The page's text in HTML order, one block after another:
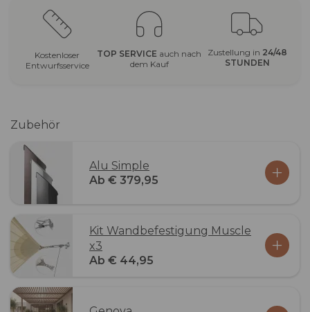
Kostenloser
Entwurfsservice
TOP SERVICE auch nach
dem Kauf
Zustellung in 24/48
STUNDEN
Zubehör
Alu Simple
Ab € 379,95
Kit Wandbefestigung Muscle
x3
Ab € 44,95